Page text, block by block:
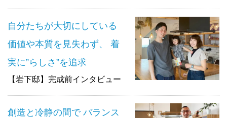
自分たちが大切にしている
価値や本質を見失わず、 着
実に”らしさ”を追求
【岩下邸】完成前インタビュー
創造と冷静の間で バランス